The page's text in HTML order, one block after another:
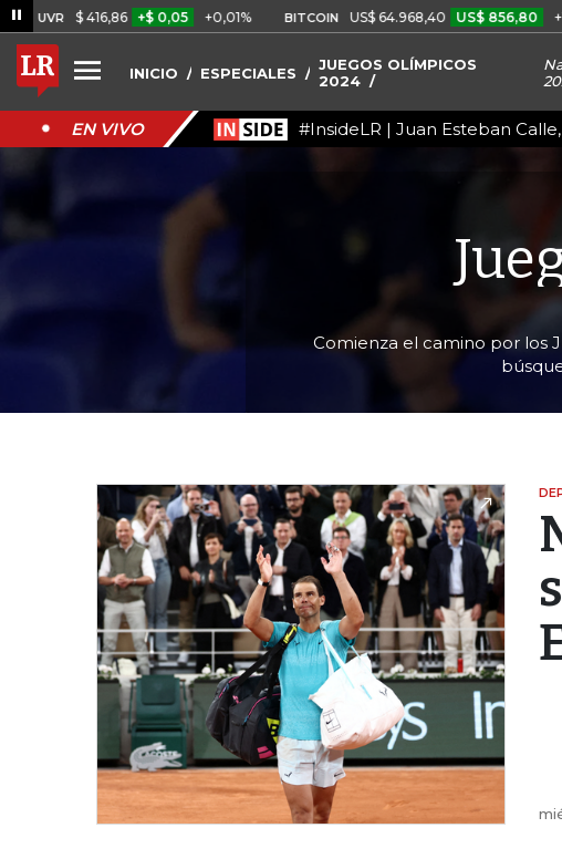
$ 416,86 +$ 0,05 +0,01% BITCOIN US$ 64.968,40 US$ 856,80 +1,34%
INICIO ESPECIALES
JUEGOS OLÍMPICOS
2024
EN VIVO #InsideLR | Juan Esteban
Comienza el camino por los